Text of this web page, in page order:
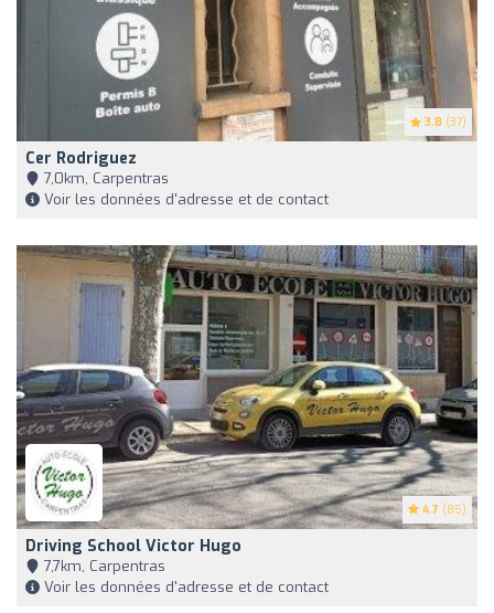
3.8 (37)
Cer Rodriguez
7,0km, Carpentras
Voir les données d'adresse et de contact
4.7 (85)
Driving School Victor Hugo
7,7km, Carpentras
Voir les données d'adresse et de contact